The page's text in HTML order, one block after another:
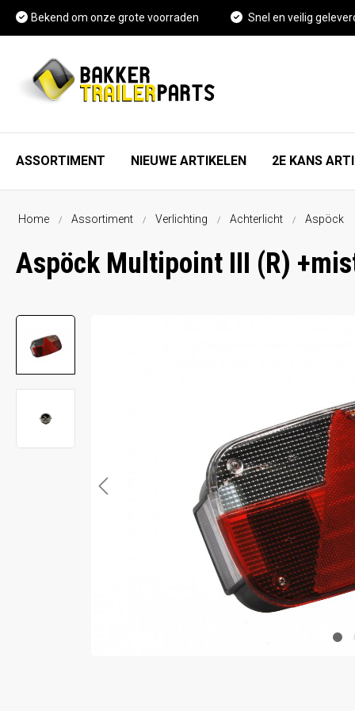
Bekend om onze grote voorraden Snel en veilig
ASSORTIMENT NIEUWE ARTIKELEN 2E KANS
As, wiel en rem onderdelen
Spatschermen
Anti-diefstal
FAQ
Vacature Magazijnmedewerker
Home Assortiment Verlichting Achterlicht Aspöck
Aspöck Multipoint III (R)